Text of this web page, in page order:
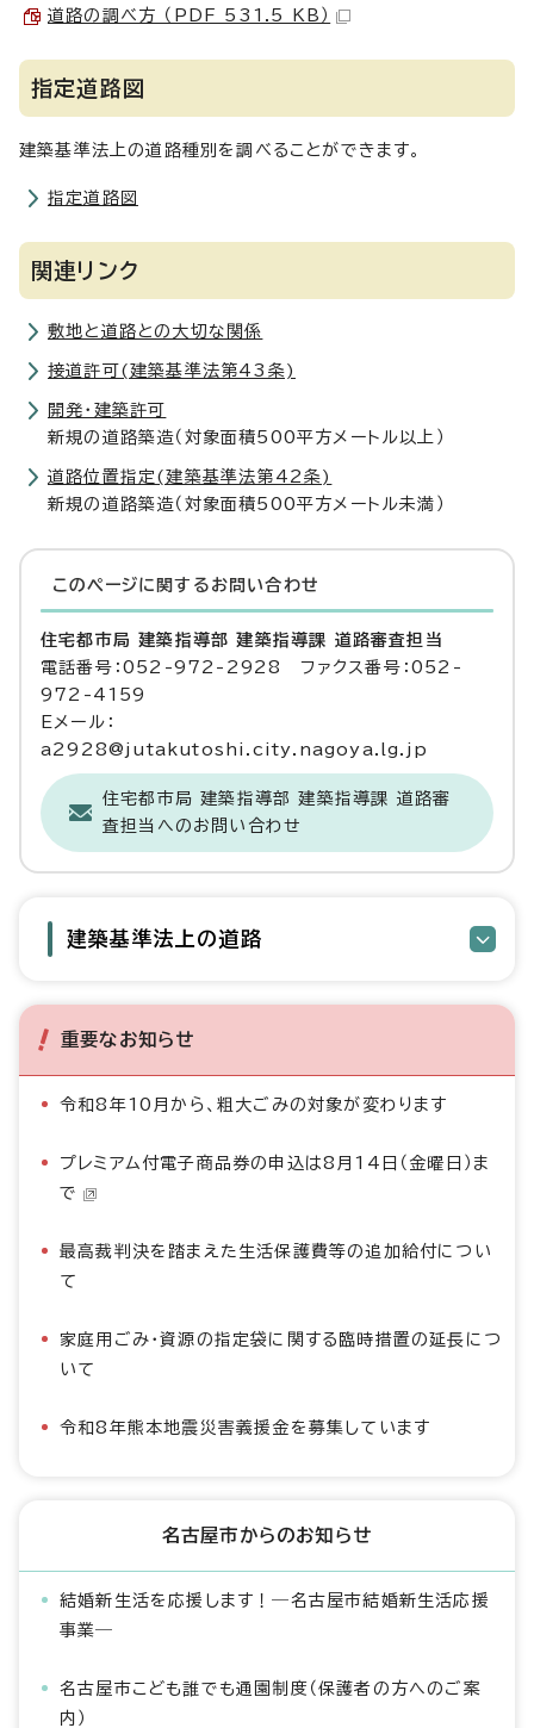
道路の調べ方 （PDF 531.5 KB）
指定道路図
建築基準法上の道路種別を調べることができます。
指定道路図
関連リンク
敷地と道路との大切な関係
接道許可(建築基準法第43条)
開発・建築許可
新規の道路築造（対象面積500平方メートル以上）
道路位置指定(建築基準法第42条)
新規の道路築造（対象面積500平方メートル未満）
このページに関する お問い合わせ
住宅都市局 建築指導部 建築指導課 道路審査担当
電話番号：052-972-2928 ファクス番号：052-
972-4159
Eメール：
a2928@jutakutoshi.city.nagoya.lg.jp
住宅都市局 建築指導部 建築指導課 道路審
査担当へのお問い合わせ
建築基準法上の道路
重要なお知らせ
令和8年10月から、粗大ごみの対象が変わります
プレミアム付電子商品券の申込は8月14日（金曜日）ま
で
最高裁判決を踏まえた生活保護費等の追加給付につい
て
家庭用ごみ・資源の指定袋に関する臨時措置の延長につ
いて
令和8年熊本地震災害義援金を募集しています
名古屋市からのお知らせ
結婚新生活を応援します！―名古屋市結婚新生活応援
事業―
名古屋市こども誰でも通園制度（保護者の方へのご案
内）